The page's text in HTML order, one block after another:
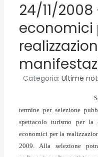
24/11/
economici
Categoria: Ultime
termine per selezione
spettacolo turismo per la
economici per la
2009. Alla selezione